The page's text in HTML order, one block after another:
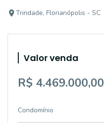
Trindade, Florianópolis - SC
Valor venda
R$ 4.469.000,00
Condomínio